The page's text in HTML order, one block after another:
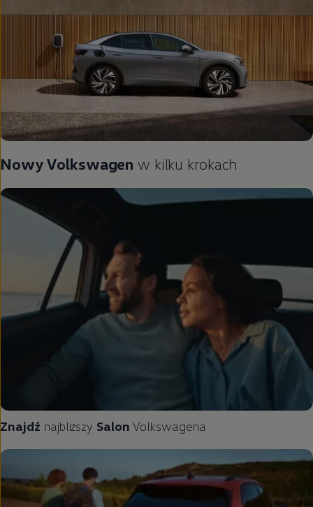
NowyVolkswagen w kilku krokach
Znajdź najbliższy SalonVolkswagena